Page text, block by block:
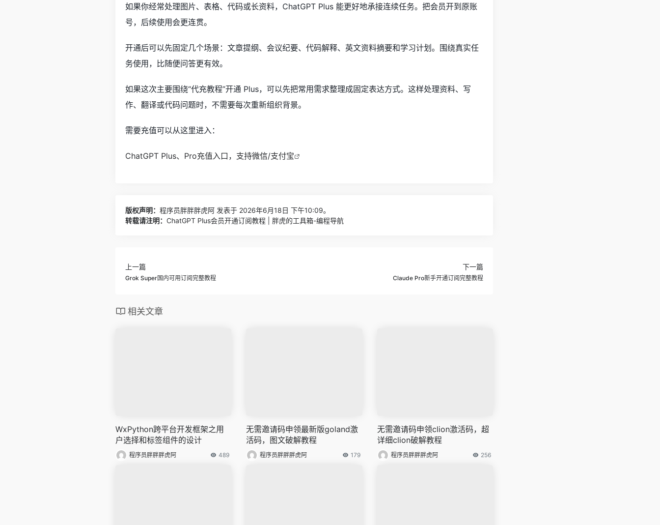
如果你经常处理图片、表格、代码或长资料，ChatGPT Plus 能更好地承接连续任务。把会员开到原账
号，后续使用会更连贯。
开通后可以先固定几个场景：文章提纲、会议纪要、代码解释、英文资料摘要和学习计划。围绕真实任
务使用，比随便问答更有效。
如果这次主要围绕“代充教程”开通 Plus，可以先把常用需求整理成固定表达方式。这样处理资料、写
作、翻译或代码问题时，不需要每次重新组织背景。
需要充值可以从这里进入：
ChatGPT Plus、Pro充值入口，支持微信/支付宝
版权声明： 程序员胖胖胖虎阿 发表于 2026年6月18日 下午10:09。
转载请注明： ChatGPT Plus会员开通订阅教程 | 胖虎的工具箱-编程导航
上一篇
Grok Super国内可用订阅完整教程
下一篇
Claude Pro新手开通订阅完整教程
相关文章
WxPython跨平台开发框架之用
户选择和标签组件的设计
程序员胖胖胖虎阿 489
无需邀请码申领最新版goland激
活码，图文破解教程
程序员胖胖胖虎阿 179
无需邀请码申领clion激活码，超
详细clion破解教程
程序员胖胖胖虎阿 256